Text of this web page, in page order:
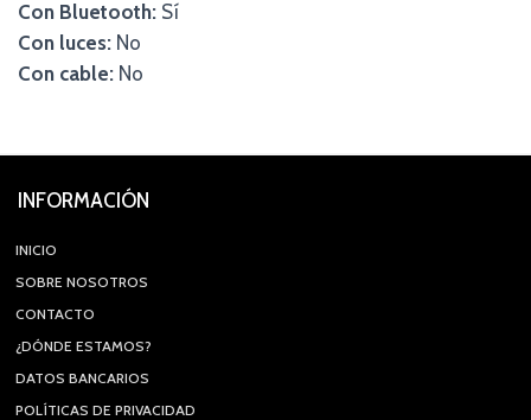
Con Bluetooth: Sí
Con luces: No
Con cable: No
INFORMACIÓN
INICIO
SOBRE NOSOTROS
CONTACTO
¿DÓNDE ESTAMOS?
DATOS BANCARIOS
POLÍTICAS DE PRIVACIDAD